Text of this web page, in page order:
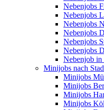
Nebenjobs
Nebenjobs
Nebenjobs
Nebenjobs
Nebenjobs
Nebenjobs
Nebenjob in
Minijobs nach
Minijobs
Minijobs
Minijobs
Minijobs